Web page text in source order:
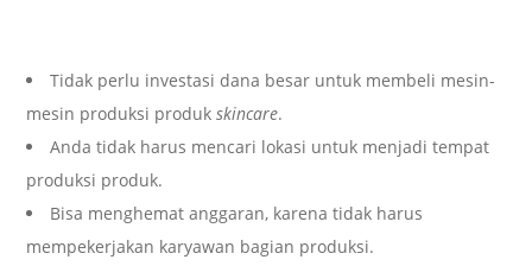
Tidak perlu investasi dana besar untuk membeli mesin-
mesin produksi produkskincare.
Anda tidak harus mencari lokasi untuk menjadi tempat
produksi produk.
Bisa menghemat anggaran, karena tidak harus
mempekerjakan karyawan bagian produksi.